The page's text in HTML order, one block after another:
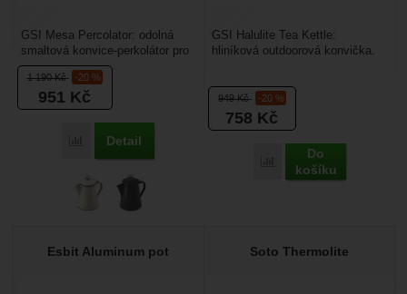
1 190Kč -20 %
951 Kč
Porovnat
Detail
GSI Mesa Percolator: odolná
smaltová konvice-perkolátor pro
8 šálků. Kolekce nabízí
prvotřídní nerez...
949Kč -20 %
758 Kč
Porovnat
Do
košíku
GSI Halulite Tea Kettle:
hliníková outdoorová konvička.
Esbit Aluminum pot Soto Thermolite